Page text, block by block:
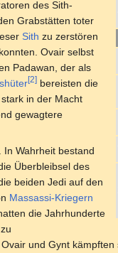
des Sith-
Grabstätten toter
Sith zu zerstören
Ovair selbst
Padawan, der als
[2] bereisten die
in der Macht
gewagtere
In Wahrheit bestand
Überbleibsel des
beiden Jedi auf den
Massassi-Kriegern
die Jahrhunderte
zu
und Gynt